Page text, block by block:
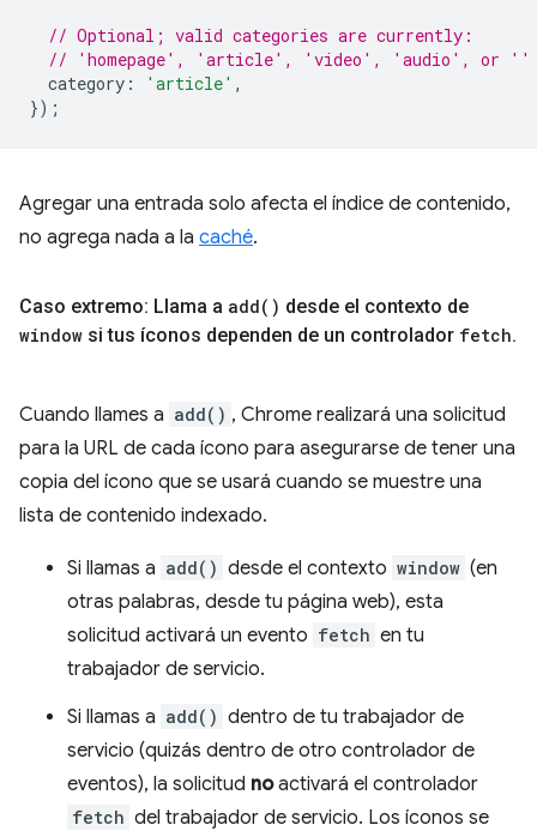
// Optional; valid categories are currently:
// 'homepage', 'article', 'video', 'audio', or ''
category : 'article' ,
});
Agregar una entrada solo afecta el índice de contenido,
no agrega nada a la caché.
Caso extremo: Llama a add( ) desde el contexto de
window si tus íconos dependen de un controlador fetch.
Cuando llames a add() , Chrome realizará una solicitud
para la URL de cada ícono para asegurarse de tener una
copia del ícono que se usará cuando se muestre una
lista de contenido indexado.
Si llamas a add() desde el contexto window (en
otras palabras, desde tu página web), esta
solicitud activará un evento fetch en tu
trabajador de servicio.
Si llamas a add() dentro de tu trabajador de
servicio (quizás dentro de otro controlador de
eventos), la solicitud noactivará el controlador
fetch del trabajador de servicio. Los íconos se